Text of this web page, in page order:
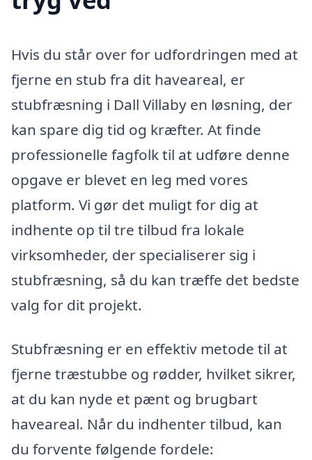
Hvis du står over for udfordringen med at
fjerne en stub fra dit haveareal, er
stubfræsning i Dall Villaby en løsning, der
kan spare dig tid og kræfter. At finde
professionelle fagfolk til at udføre denne
opgave er blevet en leg med vores
platform. Vi gør det muligt for dig at
indhente op til tre tilbud fra lokale
virksomheder, der specialiserer sig i
stubfræsning, så du kan træffe det bedste
valg for dit projekt.
Stubfræsning er en effektiv metode til at
fjerne træstubbe og rødder, hvilket sikrer,
at du kan nyde et pænt og brugbart
haveareal. Når du indhenter tilbud, kan
du forvente følgende fordele: